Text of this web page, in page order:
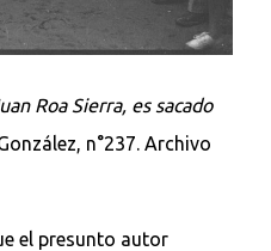
Roa Sierra, es sacado
n°237. Archivo
el presunto autor